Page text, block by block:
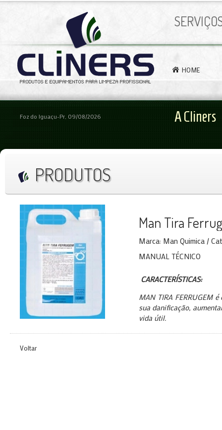
HOME
Foz do Iguaçu-Pr, 09/08/2026 A Cliners
PRODUTOS
Man Tira
Marca: Man Quimica /
MANUAL TÉCNICO
CARACTERÍSTICAS:
MAN TIRA FERRUGEM
sua danificação,
vida útil.
Voltar